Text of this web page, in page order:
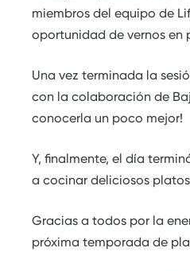
miembros del equipo de
oportunidad de vernos en
Una vez terminada la
con la colaboración de
conocerla un poco mejor!
Y, finalmente, el día
a cocinar deliciosos
Gracias a todos por la
próxima temporada de